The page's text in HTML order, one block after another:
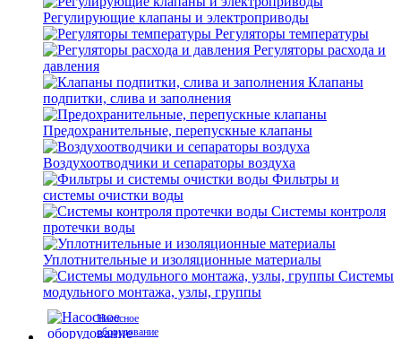
Регулирующие клапаны и электроприводы
Регуляторы температуры
Регуляторы расхода и
давления
Клапаны
подпитки, слива и заполнения
Предохранительные, перепускные клапаны
Воздухоотводчики и сепараторы воздуха
Фильтры и
системы очистки воды
Системы контроля
протечки воды
Уплотнительные и изоляционные материалы
Системы
модульного монтажа, узлы, группы
Насосное
оборудование